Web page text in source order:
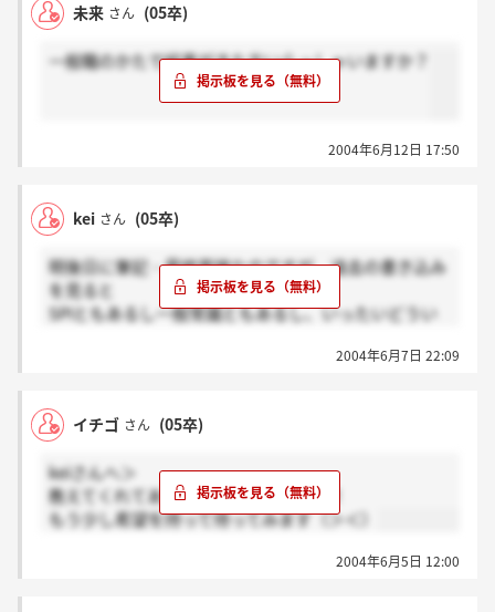
未来 さん (05卒)
一般職のかたで結果がきた方いらっしゃいますか？
2004年6月12日 17:50
kei さん (05卒)
明後日に筆記・最終面接なのですが、過去の書き込み
を見ると
SPIともあるし一般常識ともあるし、いったいどうい
時間は1時間といわれたので、やはりSPIのようなもの
因みに私は1日の一般職選考で通過したものです。
どなたか明後日選考受ける方いらっしゃいませんか？
2004年6月7日 22:09
イチゴ さん (05卒)
keiさんへ＞
教えてくれてありがとうございます！！
もう少し希望を持って待ってみます（＞＜）
2004年6月5日 12:00